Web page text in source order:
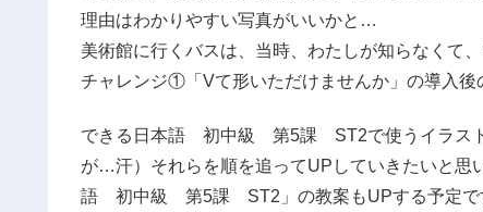
理由はわかりやすい写真がいいかと…
美術館に行くバスは、当時、わたしが知らなくて
チャレンジ①「Vて形いただけませんか」の導入後
できる日本語 初中級 第5課 ST2で使うイラスト
が…汗）それらを順を追ってUPしていきたいと思
語 初中級 第5課 ST2」の教案 もUPする予定